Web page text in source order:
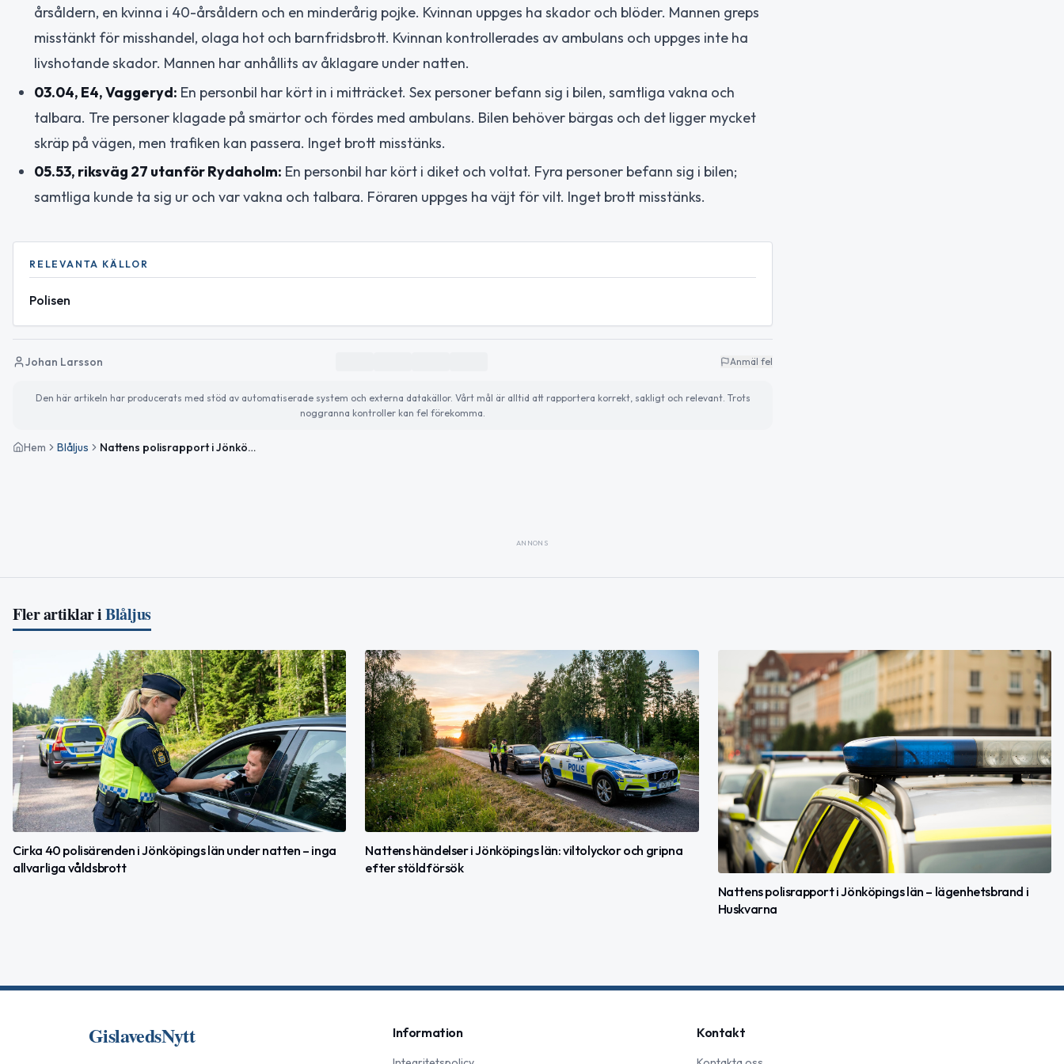
årsåldern, en kvinna i 40-årsåldern och en minderårig pojke. Kvinnan uppges ha skador och blöder. Mannen greps
misstänkt för misshandel, olaga hot och barnfridsbrott. Kvinnan kontrollerades av ambulans och uppges inte ha
livshotande skador. Mannen har anhållits av åklagare under natten.
03.04, E4, Vaggeryd: En personbil har kört in i mitträcket. Sex personer befann sig i bilen, samtliga vakna och
talbara. Tre personer klagade på smärtor och fördes med ambulans. Bilen behöver bärgas och det ligger mycket
skräp på vägen, men trafiken kan passera. Inget brott misstänks.
05.53, riksväg 27 utanför Rydaholm: En personbil har kört i diket och voltat. Fyra personer befann sig i bilen;
samtliga kunde ta sig ur och var vakna och talbara. Föraren uppges ha väjt för vilt. Inget brott misstänks.
RELEVANTA KÄLLOR
Polisen
Johan Larsson Anmäl fel
Den här artikeln har producerats med stöd av automatiserade system och externa datakällor. Vårt mål är alltid att rapportera korrekt, sakligt och relevant. Trots
noggranna kontroller kan fel förekomma.
Hem Blåljus Nattens polisrapport i Jönköpings län: bråk i Värnamo och flera trafikolyckor
ANNONS
Fler artiklar iBlåljus
Cirka 40 polisärenden i Jönköpings län under natten – inga
allvarliga våldsbrott
Nattens händelser i Jönköpings län: viltolyckor och gripna
efter stöldförsök
Nattens polisrapport i Jönköpings län – lägenhetsbrand i
Huskvarna
GislavedsNytt Information Kontakt